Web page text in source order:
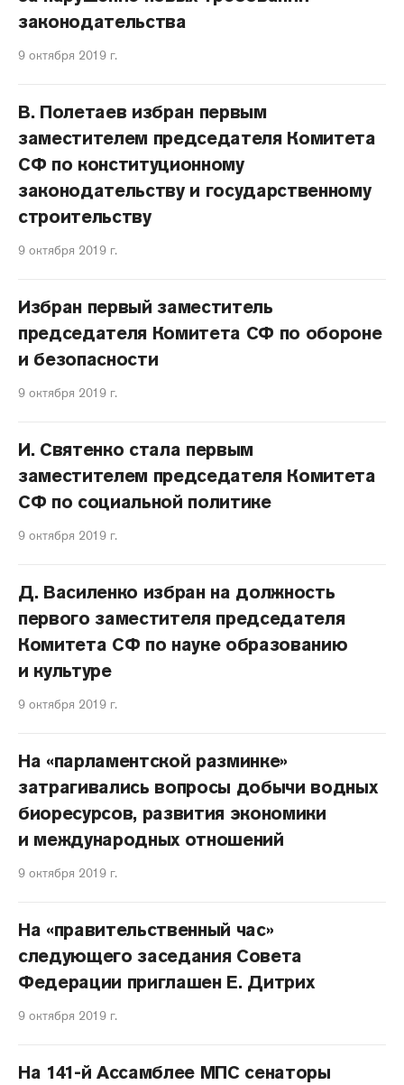
законодательства
9 октября 2019 г.
В. Полетаев избран первым
заместителем председателя Комитета
СФ по конституционному
законодательству и государственному
строительству
9 октября 2019 г.
Избран первый заместитель
председателя Комитета СФ по обороне
и безопасности
9 октября 2019 г.
И. Святенко стала первым
заместителем председателя Комитета
СФ по социальной политике
9 октября 2019 г.
Д. Василенко избран на должность
первого заместителя председателя
Комитета СФ по науке образованию
и культуре
9 октября 2019 г.
На «парламентской разминке»
затрагивались вопросы добычи водных
биоресурсов, развития экономики
и международных отношений
9 октября 2019 г.
На «правительственный час»
следующего заседания Совета
Федерации приглашен Е. Дитрих
9 октября 2019 г.
На 141-й Ассамблее МПС сенаторы